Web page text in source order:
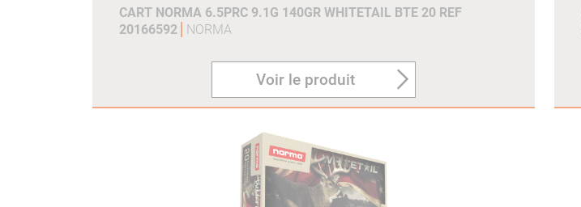
CART NORMA 6.5PRC 9.1G 140GR WHITETAIL BTE 20 REF
20166592
NORMA
Voir le produit